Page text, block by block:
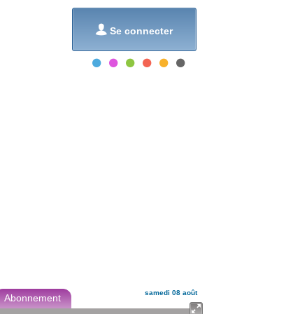
 Se connecter
Abonnement samedi 08 août
